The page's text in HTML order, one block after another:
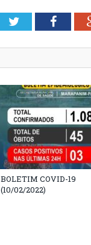
Twitter
BOLETIM COVID-19
(10/02/2022)